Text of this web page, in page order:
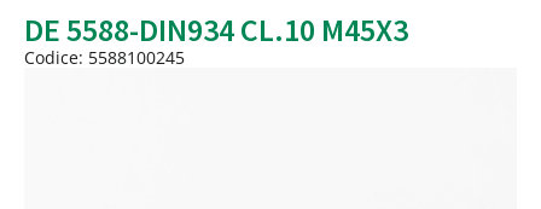
Peso
Quantità
DE 5588-DIN934 CL.10 M45X3
Codice: 5588100245